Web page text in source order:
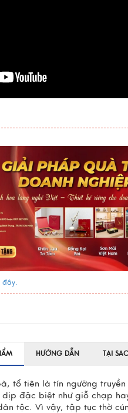
đây.
HƯỚNG DẪN TẠI
tổ tiên là tín ngưỡng
dịp đặc biệt như giỗ chạp
tộc. Vì vậy, tập tục thờ